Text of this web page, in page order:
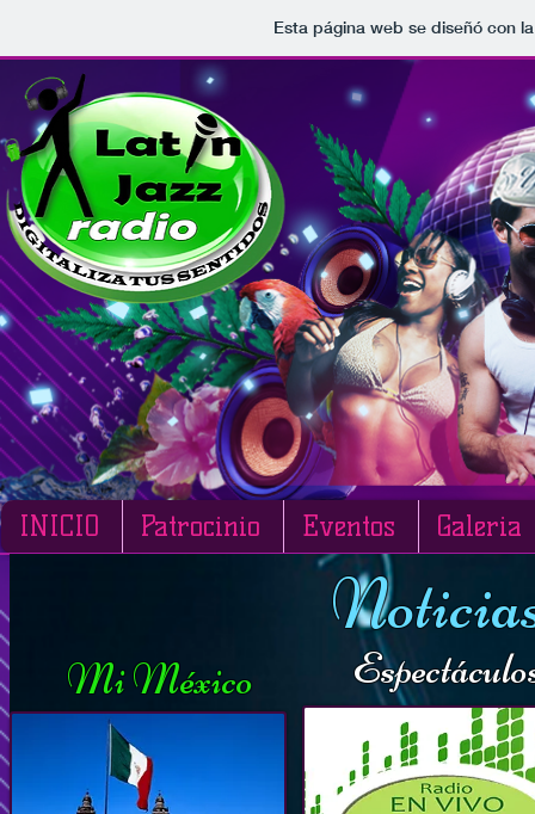
Esta página web se diseñó con
INICIO Patrocinio Eventos Galeria
Mi México